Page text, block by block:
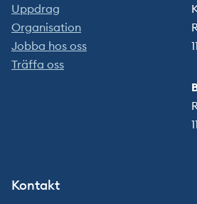
Uppdrag
Organisation
Jobba hos oss
Träffa oss
Kontakt